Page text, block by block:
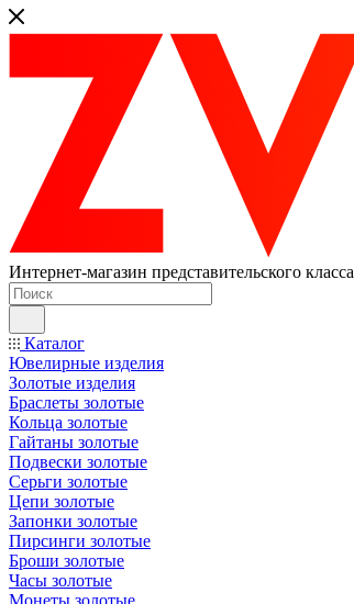
Интернет-магазин представительского класса
Каталог
Ювелирные изделия
Золотые изделия
Браслеты золотые
Кольца золотые
Гайтаны золотые
Подвески золотые
Серьги золотые
Цепи золотые
Запонки золотые
Пирсинги золотые
Броши золотые
Часы золотые
Монеты золотые